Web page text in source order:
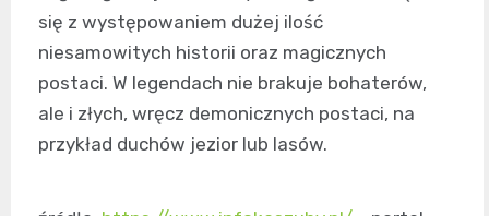
się z występowaniem dużej ilość
niesamowitych historii oraz magicznych
postaci. W legendach nie brakuje bohaterów,
ale i złych, wręcz demonicznych postaci, na
przykład duchów jezior lub lasów.